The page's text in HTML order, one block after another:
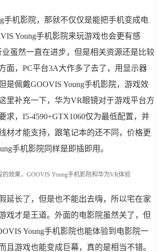
手机影院，那就不仅仅是能把手机变成电
Young手机影院来玩游戏也会更有感
虽然一直在进步，但是相关资源还是比较
面，PC平台3A大作多了去了，用显示器
是佩戴GOOVIS Young手机影院，游戏效
里补充一下，华为VR眼镜对于游戏平台方
求，I5-4590+GTX1060仅为最低配置，并
材才能支持，跟笔记本的还不同，价格更
手机影院同样是即插即用。
延长了，但是也不能出去嗨，所以宅在家
戏才是王道。外面的电影院虽然关了，但
Young手机影院也能体验到电影院一
且游戏也能变成巨幕，真的是相当不错。